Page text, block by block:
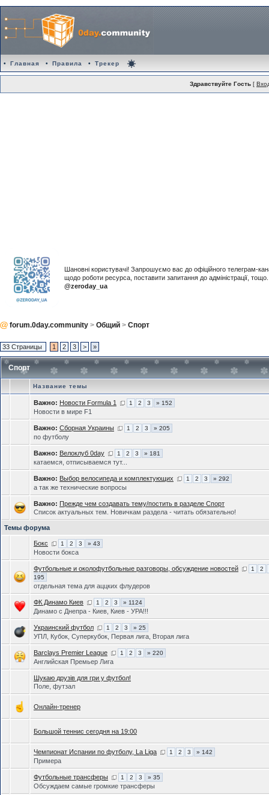
• Главная • Правила • Трекер
Здравствуйте Гость [
Шановні користувачі! Запрошуємо вас до офіційного телеграм-
щодо роботи ресурса, поставити запитання до адміністрації,
@zeroday_ua
forum.0day.community > Общий > Спорт
33 Страницы 1 2 3 > »
Спорт
Название темы
Важно: Новости Formula 1 1 2 3 » 152
Новости в мире F1
Важно: Сборная Украины 1 2 3 » 205
по футболу
Важно: Велоклуб 0day 1 2 3 » 181
катаемся, отписываемся тут...
Важно: Выбор велосипеда и комплектующих 1 2 3 » 292
а так же технические вопросы
Важно: Прежде чем создавать тему/постить в разделе Спорт
Список актуальных тем. Новичкам раздела - читать обязательно!
Темы форума
Бокс 1 2 3 » 43
Новости бокса
Футбольные и околофутбольные разговоры, обсуждение новостей 1
2
195
отдельная тема для аццких флудеров
ФК Динамо Киев 1 2 3 » 1124
Динамо с Днепра - Киев, Киев - УРА!!!
Украинский футбол 1 2 3 » 25
УПЛ, Кубок, Суперкубок, Первая лига, Вторая лига
Barclays Premier League 1 2 3 » 220
Английская Премьер Лига
Шукаю друзів для гри у футбол!
Поле, футзал
Онлайн-тренер
Большой теннис сегодня на 19:00
Чемпионат Испании по футболу, La Liga 1 2 3 » 142
Примера
Футбольные трансферы 1 2 3 » 35
Обсуждаем самые громкие трансферы